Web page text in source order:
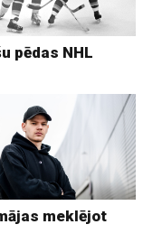
pēdas NHL
meklējot